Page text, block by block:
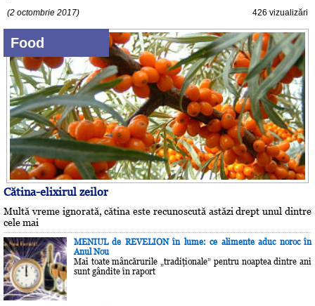
(2 octombrie 2017) 426 vizualizări
Food
Cătina-elixirul zeilor
Multă vreme ignorată, cătina este recunoscută astăzi drept unul dintre
cele mai
MENIUL de REVELION în lume: ce alimente aduc noroc în
Anul Nou
Mai toate mâncărurile „tradiţionale” pentru noaptea dintre ani
sunt gândite în raport